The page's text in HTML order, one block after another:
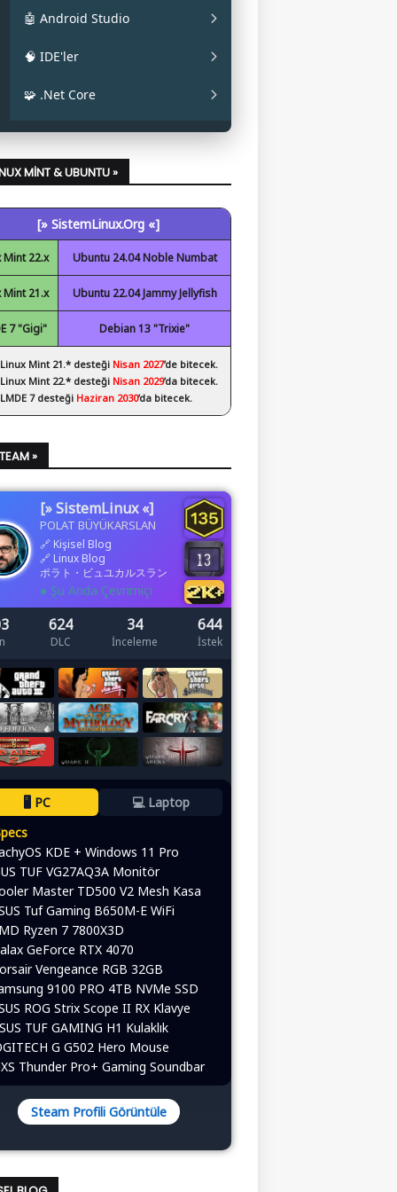
✔ Mainline
✔ Oracle JAVA
✔ OpenJDK
🤖 Android Studio
✔ Android Studio
🧠 IDE'ler
✔ Eclipse
✔ NetBeans
✔ Visual Studio Code
🧩 .Net Core
✔ .Net Core Kurulumu
MINT & UBUNTU »
[» SistemLinux.Org «]
Mint 22.x Ubuntu 24.04 Noble Numbat
Mint 21.x Ubuntu 22.04 Jammy Jellyfish
7 "Gigi" Debian 13 "Trixie"
Mint 21.* desteği Nisan 2027’de bitecek.
Mint 22.* desteği Nisan 2029’da bitecek.
7 desteği Haziran 2030’da bitecek.
»
[» SistemLinux «]
POLAT BÜYÜKARSLAN
🔗 Kişisel Blog
🔗 Linux Blog
ポラト・ビュユカルスラン
● Şu Anda Çevrimiçi
624
DLC
34
İnceleme
644
İstek
🖥️ PC
💻 Laptop
KDE + Windows 11 Pro
TUF VG27AQ3A Monitör
Master TD500 V2 Mesh Kasa
Tuf Gaming B650M-E WiFi
Ryzen 7 7800X3D
GeForce RTX 4070
Vengeance RGB 32GB
9100 PRO 4TB NVMe SSD
ROG Strix Scope II RX Klavye
TUF GAMING H1 Kulaklık
G G502 Hero Mouse
Thunder Pro+ Gaming Soundbar
Steam Profili Görüntüle